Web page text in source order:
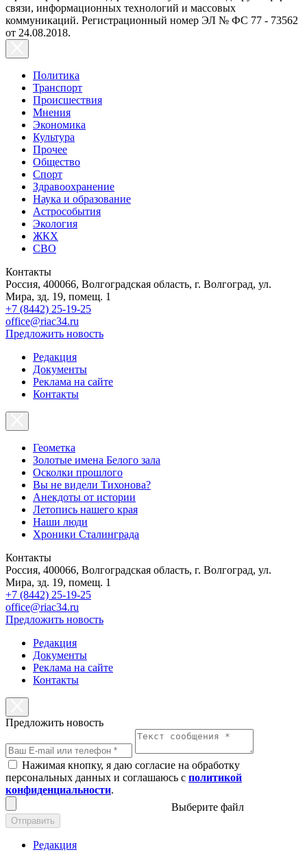
связи, информационных технологий и массовых
коммуникаций. Регистрационный номер ЭЛ № ФС 77 - 73562
от 24.08.2018.
Политика
Транспорт
Происшествия
Мнения
Экономика
Культура
Прочее
Общество
Спорт
Здравоохранение
Наука и образование
Астрособытия
Экология
ЖКХ
СВО
Контакты
Россия, 400066, Волгоградская область, г. Волгоград, ул.
Мира, зд. 19, помещ. 1
+7 (8442) 25-19-25
office@riac34.ru
Предложить новость
Редакция
Документы
Реклама на сайте
Контакты
Геометка
Золотые имена Белого зала
Осколки прошлого
Вы не видели Тихонова?
Анекдоты от истории
Летопись нашего края
Наши люди
Хроники Сталинграда
Контакты
Россия, 400066, Волгоградская область, г. Волгоград, ул.
Мира, зд. 19, помещ. 1
+7 (8442) 25-19-25
office@riac34.ru
Предложить новость
Редакция
Документы
Реклама на сайте
Контакты
Предложить новость
Нажимая кнопку, я даю согласие на обработку
персональных данных и соглашаюсь с политикой
конфиденциальности.
Выберите файл
Отправить
Редакция